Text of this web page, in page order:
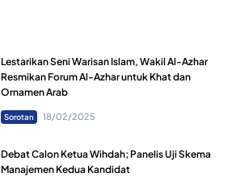
Lestarikan Seni Warisan Islam, Wakil Al-Azhar
Resmikan Forum Al-Azhar untuk Khat dan
Ornamen Arab
Sorotan 18/02/2025
Debat Calon Ketua Wihdah; Panelis Uji Skema
Manajemen Kedua Kandidat